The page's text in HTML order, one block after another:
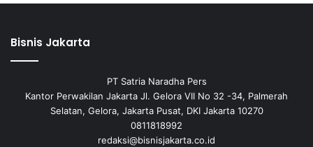
Bisnis Jakarta
PT Satria Naradha Pers
Kantor Perwakilan Jakarta Jl. Gelora VII No 32 -34, Palmerah
Selatan, Gelora, Jakarta Pusat, DKI Jakarta 10270
0811818992
redaksi@bisnisjakarta.co.id